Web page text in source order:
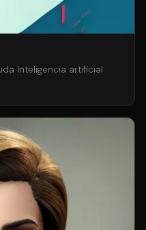
Inteligencia artificial